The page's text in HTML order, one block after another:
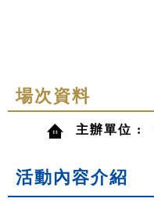
場次資料
主辦單位 :
活動內容介紹